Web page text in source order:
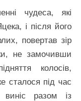
чудеса, які
і після його
повертав зір
не замочивши
колосів,
сталося під час
виніс разом із